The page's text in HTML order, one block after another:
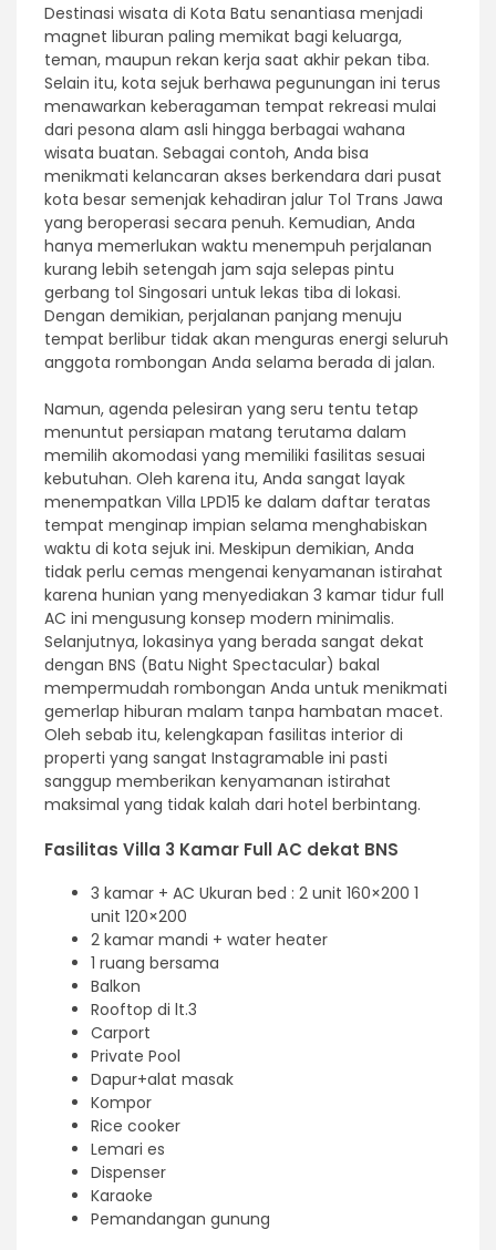
Destinasi wisata di Kota Batu senantiasa menjadi
magnet liburan paling memikat bagi keluarga,
teman, maupun rekan kerja saat akhir pekan tiba.
Selain itu, kota sejuk berhawa pegunungan ini terus
menawarkan keberagaman tempat rekreasi mulai
dari pesona alam asli hingga berbagai wahana
wisata buatan. Sebagai contoh, Anda bisa
menikmati kelancaran akses berkendara dari pusat
kota besar semenjak kehadiran jalur Tol Trans Jawa
yang beroperasi secara penuh. Kemudian, Anda
hanya memerlukan waktu menempuh perjalanan
kurang lebih setengah jam saja selepas pintu
gerbang tol Singosari untuk lekas tiba di lokasi.
Dengan demikian, perjalanan panjang menuju
tempat berlibur tidak akan menguras energi seluruh
anggota rombongan Anda selama berada di jalan.
Namun, agenda pelesiran yang seru tentu tetap
menuntut persiapan matang terutama dalam
memilih akomodasi yang memiliki fasilitas sesuai
kebutuhan. Oleh karena itu, Anda sangat layak
menempatkan Villa LPD15 ke dalam daftar teratas
tempat menginap impian selama menghabiskan
waktu di kota sejuk ini. Meskipun demikian, Anda
tidak perlu cemas mengenai kenyamanan istirahat
karena hunian yang menyediakan 3 kamar tidur full
AC ini mengusung konsep modern minimalis.
Selanjutnya, lokasinya yang berada sangat dekat
dengan BNS (Batu Night Spectacular) bakal
mempermudah rombongan Anda untuk menikmati
gemerlap hiburan malam tanpa hambatan macet.
Oleh sebab itu, kelengkapan fasilitas interior di
properti yang sangat Instagramable ini pasti
sanggup memberikan kenyamanan istirahat
maksimal yang tidak kalah dari hotel berbintang.
Fasilitas Villa 3 Kamar Full AC dekat BNS
3 kamar + AC Ukuran bed : 2 unit 160×200 1
unit 120×200
2 kamar mandi + water heater
1 ruang bersama
Balkon
Rooftop di lt.3
Carport
Private Pool
Dapur+alat masak
Kompor
Rice cooker
Lemari es
Dispenser
Karaoke
Pemandangan gunung